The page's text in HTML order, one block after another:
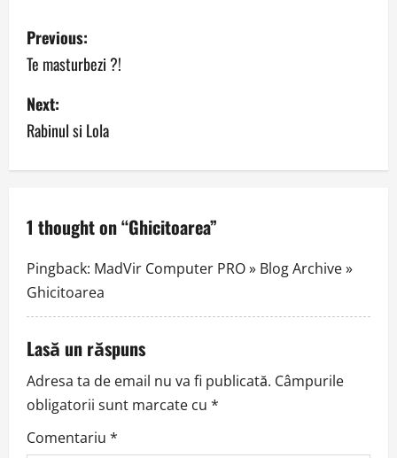
P
o
s
t
n
a
v
i
g
a
t
i
Previous:
Te masturbezi ?!
Next:
Rabinul si Lola
1 thought on “Ghicitoarea”
Pingback: MadVir Computer PRO » Blog Archive »
Ghicitoarea
Lasă un răspuns
Adresa ta de email nu va fi publicată. Câmpurile
obligatorii sunt marcate cu *
Comentariu *